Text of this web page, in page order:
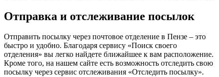
Отправка и отслеживание посылок
Отправить посылку через почтовое отделение в Пензе – это
быстро и удобно. Благодаря сервису «Поиск своего
отделения» вы легко найдете ближайшее к вам расположение.
Кроме того, на нашем сайте есть возможность отследить свою
посылку через сервис отслеживания «Отследить посылку».